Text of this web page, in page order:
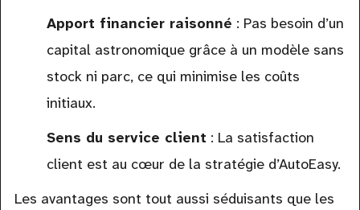
Apport financier raisonné : Pas besoin d’un
capital astronomique grâce à un modèle sans
stock ni parc, ce qui minimise les coûts
initiaux.
Sens du service client : La satisfaction
client est au cœur de la stratégie d’AutoEasy.
Les avantages sont tout aussi séduisants que les